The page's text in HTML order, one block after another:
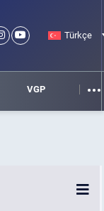
Türkçe
VGP